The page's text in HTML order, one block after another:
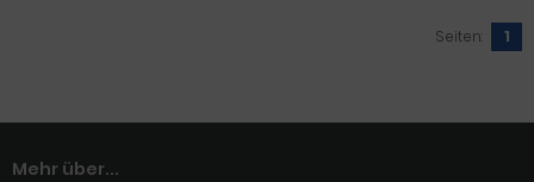
Seiten: 1
Mehr über...